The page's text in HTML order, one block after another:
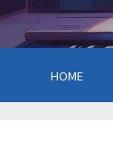
HOME